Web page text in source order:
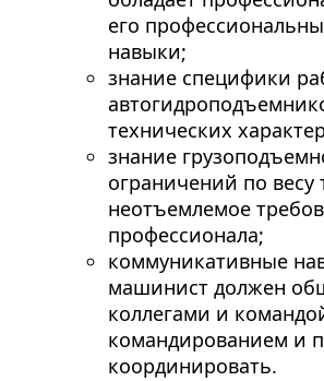
его
навыки;
знание специфики
технических
знание
ограничений по весу
неотъемлемое
профессионала;
коммуникативные
машинист должен
коллегами и
командированием и
координировать.